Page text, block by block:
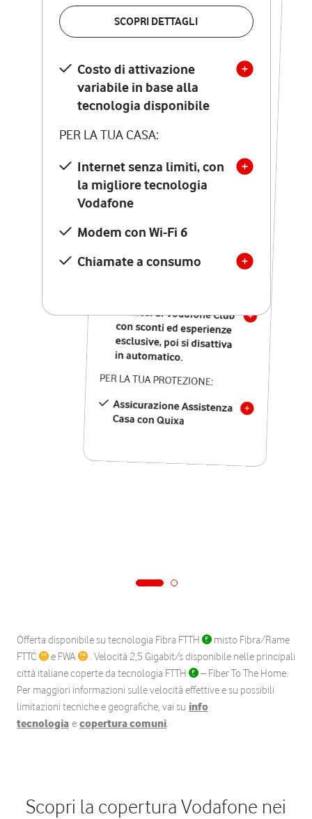
SCOPRI DETTAGLI
Costo di attivazione
variabile in base alla
tecnologia disponibile
PER LA TUA CASA:
Internet senza limiti, con
la migliore tecnologia
Vodafone
Modem con Wi-Fi 6
Chiamate a consumo
VERIFICA LA COPERTURA
Costo di attivazione
variabile in base alla
tecnologia disponibile
PER LA TUA CASA:
Internet senza limiti, con
la migliore tecnologia
Vodafone
Modem Seven con Wi-Fi 7
Chiamate illimitate verso
numeri fissi e mobili
nazionali
12 mesi di Vodafone Club
con sconti ed esperienze
esclusive, poi si disattiva
in automatico.
PER LA TUA PROTEZIONE:
Assicurazione Assistenza
Casa con Quixa
Offerta disponibile su tecnologia Fibra FTTH
misto Fibra/Rame
FTTC
e FWA
. Velocità 2,5 Gigabit/s disponibile nelle principali
città italiane coperte da tecnologia FTTH
– Fiber To The Home.
Per maggiori informazioni sulle velocità effettive e su possibili
limitazioni tecniche e geografiche, vai su info
tecnologia e copertura comuni.
Scopri la copertura Vodafone nei